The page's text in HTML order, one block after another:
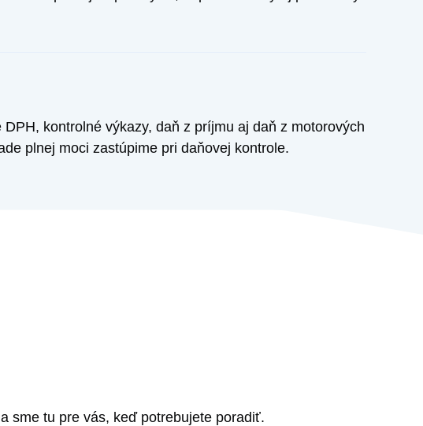
kontrolné výkazy, daň z príjmu aj daň z motorových
plnej moci zastúpime pri daňovej kontrole.
sme tu pre vás, keď potrebujete poradiť.